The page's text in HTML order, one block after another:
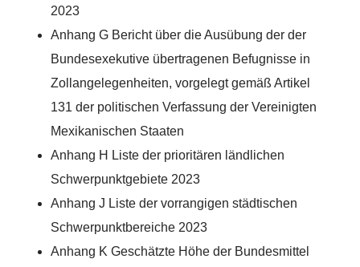
2023
Anhang G Bericht über die Ausübung der der
Bundesexekutive übertragenen Befugnisse in
Zollangelegenheiten, vorgelegt gemäß Artikel
131 der politischen Verfassung der Vereinigten
Mexikanischen Staaten
Anhang H Liste der prioritären ländlichen
Schwerpunktgebiete 2023
Anhang J Liste der vorrangigen städtischen
Schwerpunktbereiche 2023
Anhang K Geschätzte Höhe der Bundesmittel